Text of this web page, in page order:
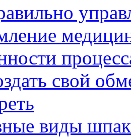
свой
виды